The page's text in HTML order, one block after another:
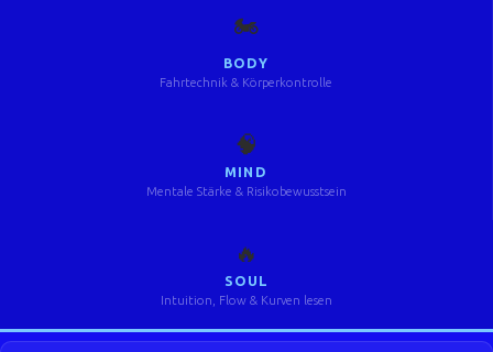
🏍️
BODY
Fahrtechnik & Körperkontrolle
🧠
MIND
Mentale Stärke & Risikobewusstsein
🔥
SOUL
Intuition, Flow & Kurven lesen